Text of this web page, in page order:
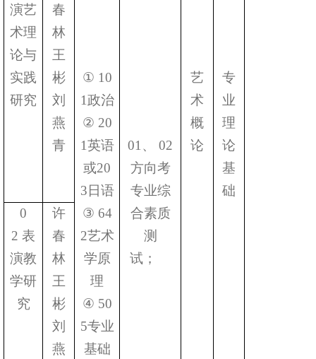
演艺
术理
论与
实践
研究
春
林
王
彬
刘
燕
青
① 10
1政治
② 20
1英语
或20
3 日语
③ 64
2艺术
学原
理
④ 50
5专业
基础
01 、
02
方向考
专业综
合素质
测
试；
艺
术
概
论
专
业
理
论
基
础
0
2 表
演教
学研
究
许
春
林
王
彬
刘
燕